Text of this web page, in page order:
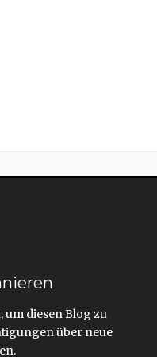
um diesen Blog zu
über neue